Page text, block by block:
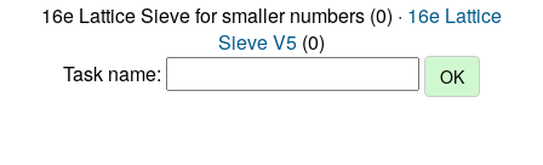
16e Lattice Sieve for smaller numbers (0) · 16e Lattice
Sieve V5 (0)
Task name: